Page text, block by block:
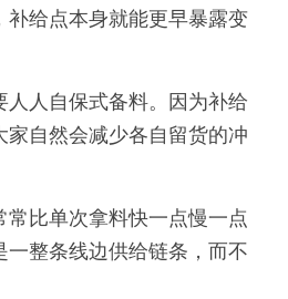
补给点本身就能更早暴露变
人人自保式备料。因为补给
家自然会减少各自留货的冲
比单次拿料快一点慢一点
一整条线边供给链条，而不